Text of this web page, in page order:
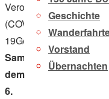
Geschichte
Vorstand
Übernachten
Verordnung
(COVID-
19GesV)
am
Samstag,
dem
6.